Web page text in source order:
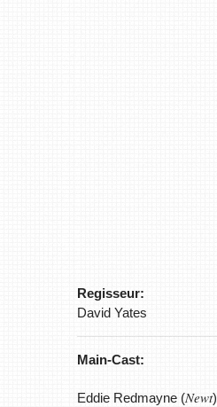
Regisseur:
David Yates
Main-Cast:
Eddie Redmayne (Newt)